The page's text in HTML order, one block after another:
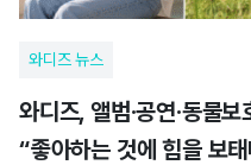
와디즈 뉴스
와디즈, 앨범·공연·동물
“좋아하는 것에 힘을 보